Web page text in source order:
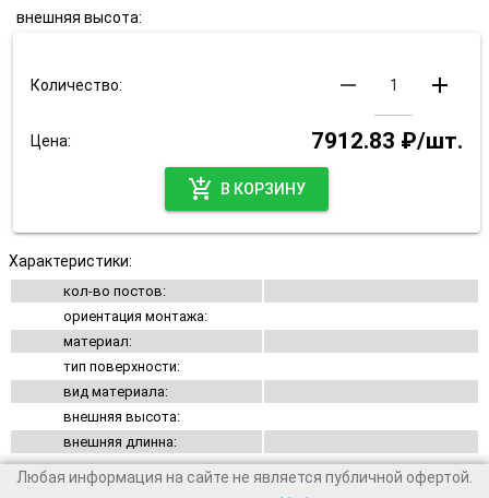
внешняя высота:
Количество: remove add
Цена:
7912.83 ₽/шт.
add_shopping_cart
В КОРЗИНУ
Характеристики:
кол-во постов:
ориентация монтажа:
материал:
тип поверхности:
вид материала:
внешняя высота:
внешняя длинна:
Любая информация на сайте не является публичной офертой.